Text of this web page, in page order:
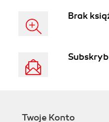
Brak
Twoje Konto